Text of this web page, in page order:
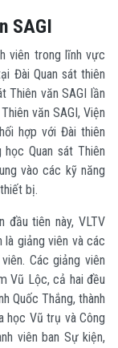
SAGI
viên trong lĩnh vực
Đài Quan sát thiên
Thiên văn SAGI lần
văn SAGI, Viện
hợp với Đài thiên
Quan sát Thiên
vào các kỹ năng
bị.
đầu tiên này, VLTV
giảng viên và các
Các giảng viên
Vũ Lộc, cả hai đều
Quốc Thắng, thành
học Vũ trụ và Công
viên ban Sự kiện,